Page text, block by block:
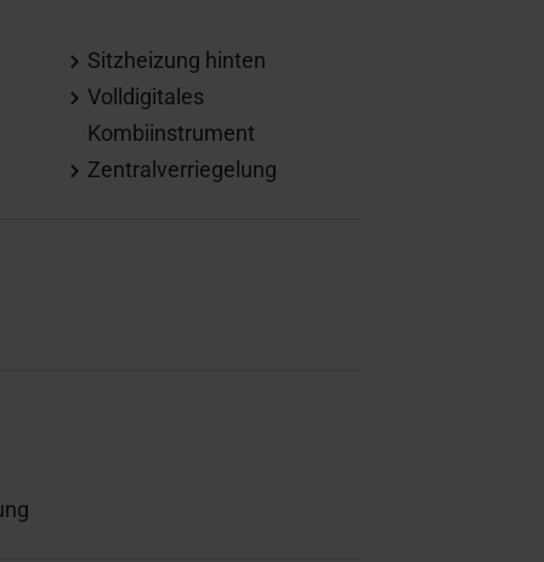
Sitzheizung hinten
Volldigitales
Kombiinstrument
Zentralverriegelung